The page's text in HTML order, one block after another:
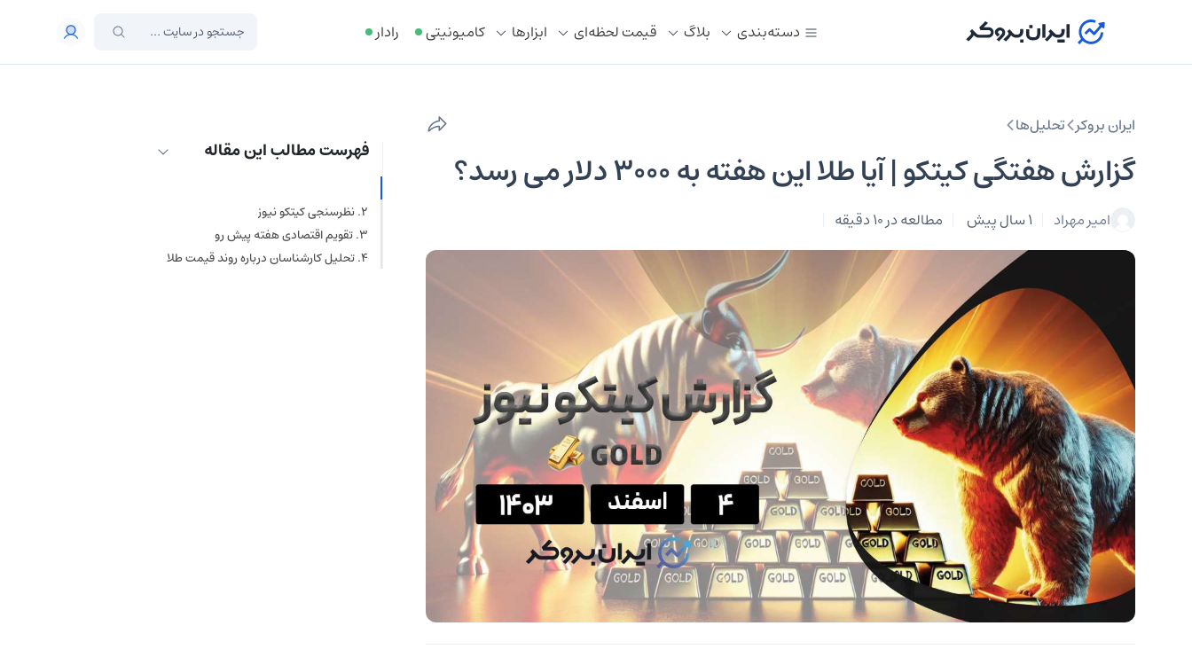
دسته‌بندی بلاگ قیمت لحظه‌ای ابزار‌ها کامیونیتی رادار
ایران بروکر تحلیل‌ها
گزارش هفتگی کیتکو | آیا طلا این هفته به 3000 دلار می رسد؟
امیر مهراد 1 سال پیش مطالعه در 10 دقیقه
فهرست مطالب این مقاله
دیدگاه کارشناسان درباره روند قیمت طلا
نظرسنجی کیتکو نیوز
تقویم اقتصادی هفته پیش رو
تحلیل کارشناسان درباره روند قیمت طلا